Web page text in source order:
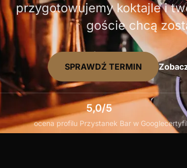
przygotowujemy koktajle i
goście chcą
SPRAWDŹ TERMIN
5,0/5
ocena profilu Przystanek Bar w Google